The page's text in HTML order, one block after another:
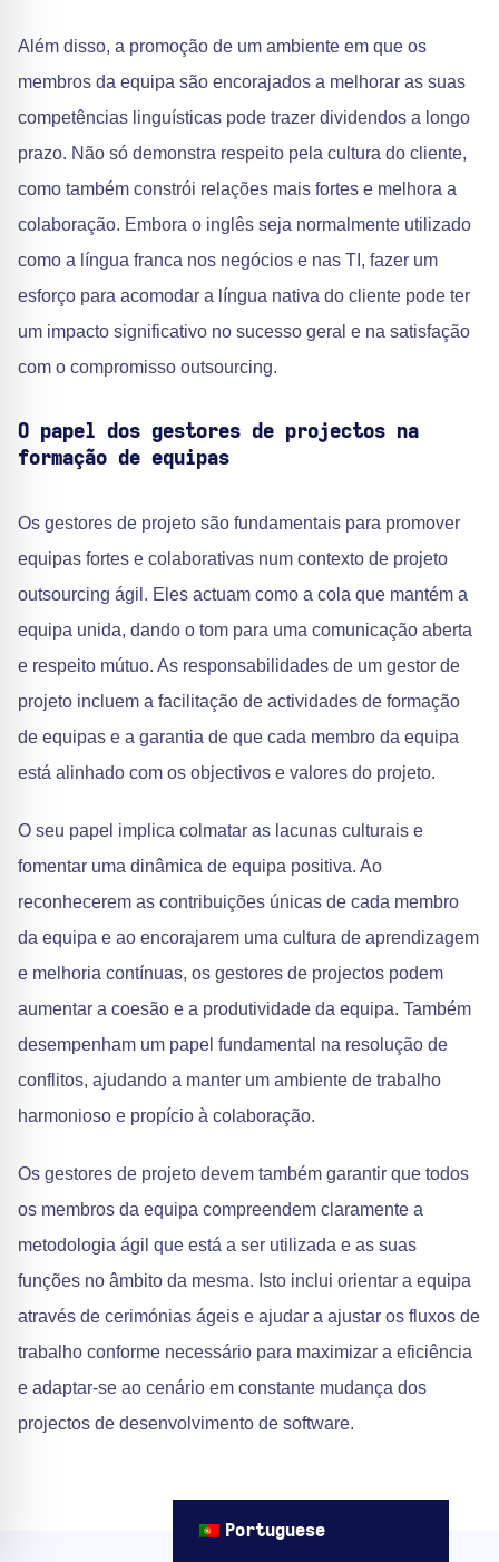
Além disso, a promoção de um ambiente em que os
membros da equipa são encorajados a melhorar as suas
competências linguísticas pode trazer dividendos a longo
prazo. Não só demonstra respeito pela cultura do cliente,
como também constrói relações mais fortes e melhora a
colaboração. Embora o inglês seja normalmente utilizado
como a língua franca nos negócios e nas TI, fazer um
esforço para acomodar a língua nativa do cliente pode ter
um impacto significativo no sucesso geral e na satisfação
com o compromisso outsourcing.
O papel dos gestores de projectos na
formação de equipas
Os gestores de projeto são fundamentais para promover
equipas fortes e colaborativas num contexto de projeto
outsourcing ágil. Eles actuam como a cola que mantém a
equipa unida, dando o tom para uma comunicação aberta
e respeito mútuo. As responsabilidades de um gestor de
projeto incluem a facilitação de actividades de formação
de equipas e a garantia de que cada membro da equipa
está alinhado com os objectivos e valores do projeto.
O seu papel implica colmatar as lacunas culturais e
fomentar uma dinâmica de equipa positiva. Ao
reconhecerem as contribuições únicas de cada membro
da equipa e ao encorajarem uma cultura de aprendizagem
e melhoria contínuas, os gestores de projectos podem
aumentar a coesão e a produtividade da equipa. Também
desempenham um papel fundamental na resolução de
conflitos, ajudando a manter um ambiente de trabalho
harmonioso e propício à colaboração.
Os gestores de projeto devem também garantir que todos
os membros da equipa compreendem claramente a
metodologia ágil que está a ser utilizada e as suas
funções no âmbito da mesma. Isto inclui orientar a equipa
através de cerimónias ágeis e ajudar a ajustar os fluxos de
trabalho conforme necessário para maximizar a eficiência
e adaptar-se ao cenário em constante mudança dos
projectos de desenvolvimento de software.
Portuguese